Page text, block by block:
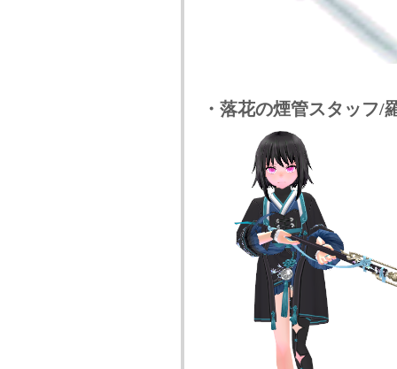
・落花の煙管スタッフ/